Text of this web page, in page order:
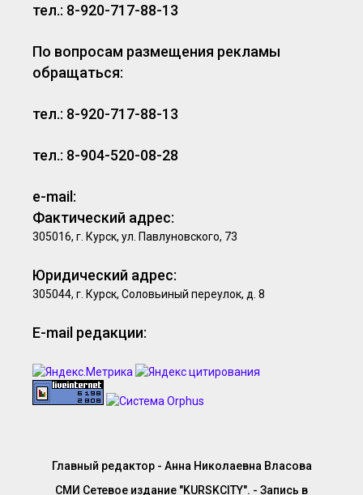
тел.: 8-920-717-88-13
По вопросам размещения рекламы
обращаться:
тел.: 8-920-717-88-13
тел.: 8-904-520-08-28
e-mail:
Фактический адрес:
305016, г. Курск, ул. Павлуновского, 73
Юридический адрес:
305044, г. Курск, Соловьиный переулок, д. 8
E-mail редакции:
Главный редактор - Анна Николаевна Власова
СМИ Сетевое издание "KURSKCITY". - Запись в